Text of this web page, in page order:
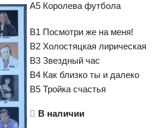
A5 Королева футбола
B1 Посмотри же на меня!
B2 Холостяцкая лирическая
B3 Звездный час
B4 Как близко ты и далеко
B5 Тройка счастья
В наличии